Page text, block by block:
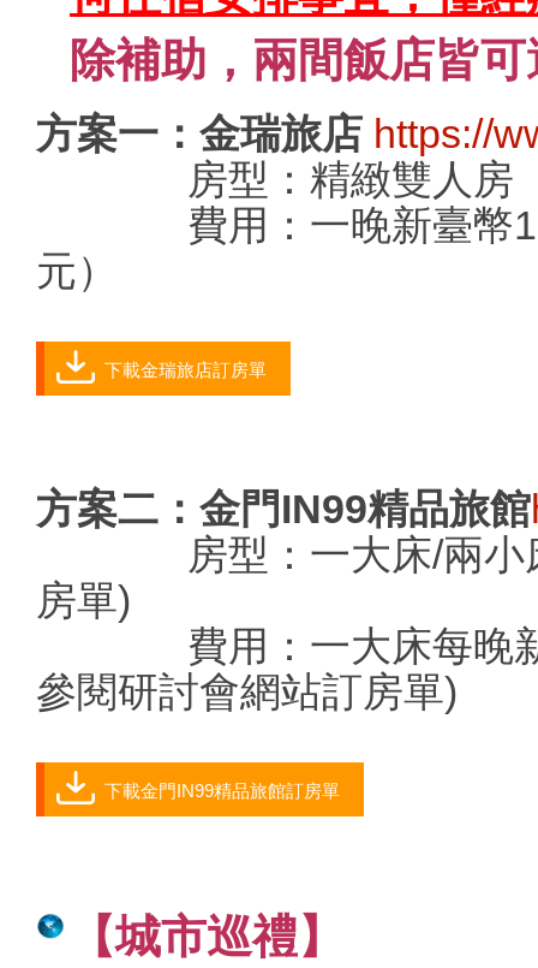
除補助，兩間飯店皆
方案一：金瑞旅店 https://
房型：精緻雙人房（
費用：一晚新臺幣
元）
下載金瑞旅店訂房單
方案二：金門IN99精品旅館
房型：一大床/兩小床
房單)
費用：一大床每晚新
參閱研討會網站訂房單)
下載金門IN99精品旅館訂房單
【城市巡禮】